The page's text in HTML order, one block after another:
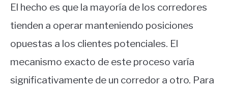
El hecho es que la mayoría de los corredores
tienden a operar manteniendo posiciones
opuestas a los clientes potenciales. El
mecanismo exacto de este proceso varía
significativamente de un corredor a otro. Para